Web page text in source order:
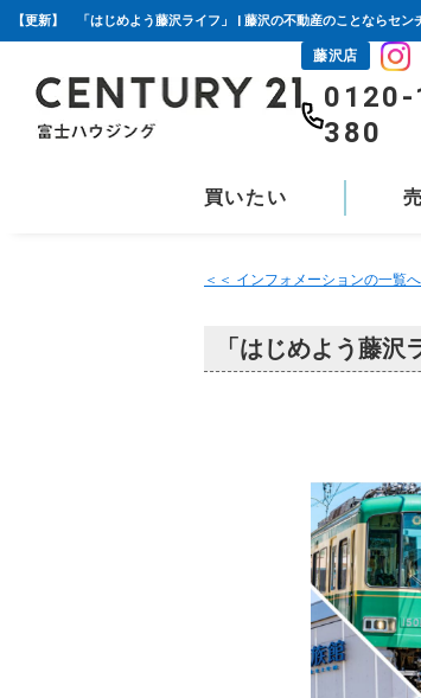
【更新】 「はじめよう藤沢ライフ」 | 藤沢の不動産のことならセン
藤沢店
0120-
380
買いたい
＜＜ インフォメーションの一覧
「はじめよう藤